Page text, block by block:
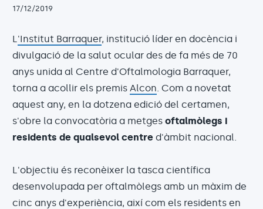
17/12/2019
L 'Institut Barraquer, institució líder en docència i
divulgació de la salut ocular des de fa més de 70
anys unida al Centre d'Oftalmologia Barraquer,
torna a acollir els premis Alcon . Com a novetat
aquest any, en la dotzena edició del certamen,
s'obre la convocatòria a metges oftalmòlegs i
residents de qualsevol centre d'àmbit nacional.
L'objectiu és reconèixer la tasca científica
desenvolupada per oftalmòlegs amb un màxim de
cinc anys d'experiència, així com els residents en